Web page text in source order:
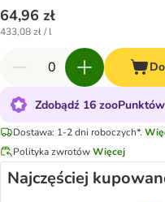
64,96 zł
433,08 zł / l
Zdobądź 16
Dostawa: 1-2 dni roboczych*.
Polityka zwrotówWięcej
Najczęściej